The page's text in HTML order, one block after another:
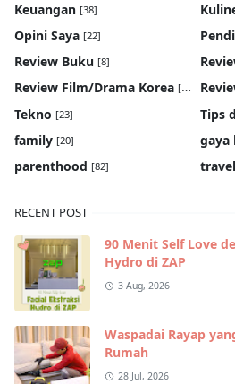
Keuangan [38]
Opini Saya [22]
Review Buku [8]
Review Film/Drama Korea [22]
Tekno [23] Tips
family [20] gaya
parenthood [82]
RECENT POST
90 Menit Self Love
Hydro di ZAP
3 Aug, 2026
Waspadai Rayap
Rumah
28 Jul, 2026